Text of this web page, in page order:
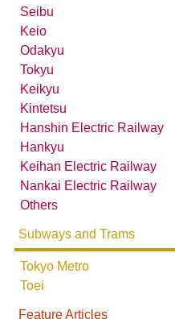
Seibu
Keio
Odakyu
Tokyu
Keikyu
Kintetsu
Hanshin Electric Railway
Hankyu
Keihan Electric Railway
Nankai Electric Railway
Others
Subways and Trams
Tokyo Metro
Toei
Feature Articles